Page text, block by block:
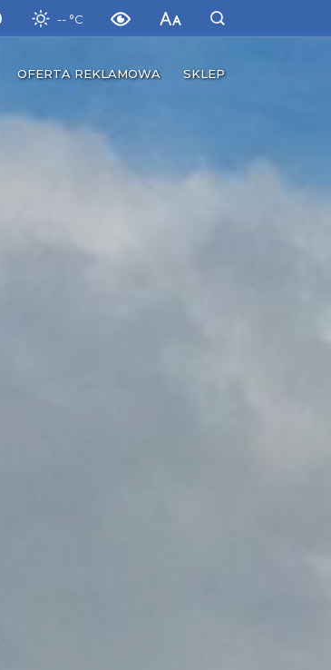
-- °C
OFERTA REKLAMOWA SKLEP